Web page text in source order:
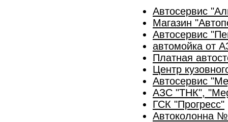
Автосервис
Магазин
Автосервис
автомойка от
Платная
Центр
Автосервис
АЗС "ТНК",
ГСК "Прогресс"
Автоколонна